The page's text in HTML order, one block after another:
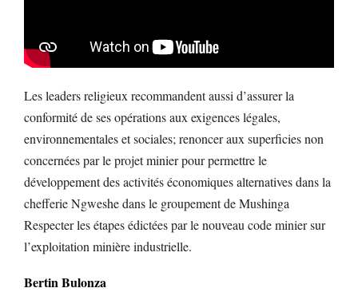
Les leaders religieux recommandent aussi d’assurer la
conformité de ses opérations aux exigences légales,
environnementales et sociales; renoncer aux superficies non
concernées par le projet minier pour permettre le
développement des activités économiques alternatives dans la
chefferie Ngweshe dans le groupement de Mushinga
Respecter les étapes édictées par le nouveau code minier sur
l’exploitation minière industrielle.
Bertin Bulonza